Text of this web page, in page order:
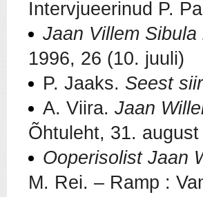
Intervjueerinud P.
Jaan Villem Sibula
1996, 26 (10. juuli)
P. Jaaks. Seest
A. Viira. Jaan
Õhtuleht, 31.
Ooperisolist Jaan
M. Rei. – Ramp :